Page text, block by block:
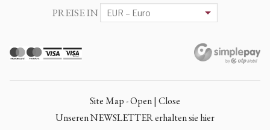
PREISE IN
Site Map - Open | Close
Unseren NEWSLETTER erhalten sie hier